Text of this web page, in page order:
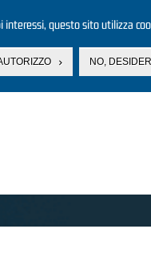
questo sito utilizza
NO,